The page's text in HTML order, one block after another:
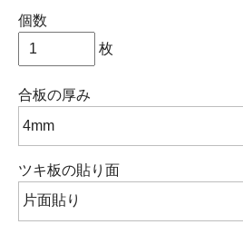
個数
枚
合板の厚み
ツキ板の貼り面